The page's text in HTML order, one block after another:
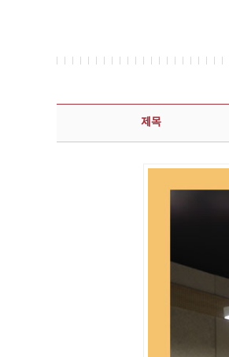
콘텐츠이슈 상세보기 - 제목, 담당부서, 담당자, 담당연락처, 내용, 첨부파일 정보 제공
제목